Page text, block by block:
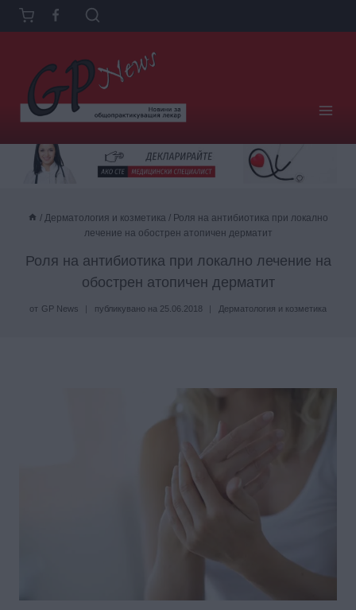
Към
съдържанието
/ Дерматология и козметика / Роля на антибиотика при локално
лечение на обострен атопичен дерматит
Роля на антибиотика при локално лечение на
обострен атопичен дерматит
от GP News публикувано на 25.06.2018 Дерматология и козметика